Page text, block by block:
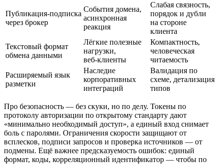
Публикация‑подписка
через брокер
События домена,
асинхронная
реакция
Слабая связность,
порядок и дубли
на стороне
клиента
Текстовый формат
обмена данными
Лёгкие полезные
нагрузки,
веб‑клиенты
Компактность,
человеческая
читаемость
Расширяемый язык
разметки
Наследие
корпоративных
интеграций
Валидация по
схеме, детализация
типов
Про безопасность — без скуки, но по делу. Токены по
протоколу авторизации по открытому стандарту дают
«минимально необходимый доступ», а единый вход снимает
боль с паролями. Ограничения скорости защищают от
всплесков, подписи запросов и проверка источников — от
подмены. Ещё важнее предсказуемость ошибок: единый
формат, коды, корреляционный идентификатор — чтобы по